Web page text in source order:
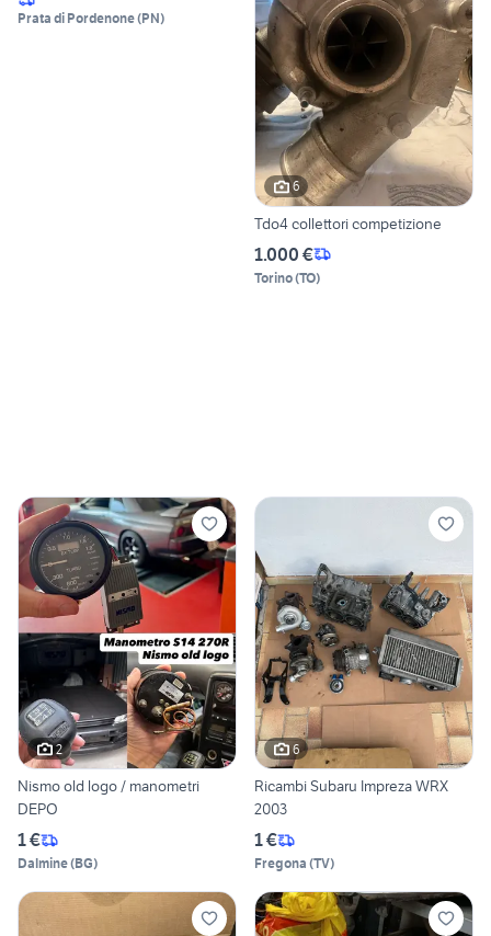
Prata di Pordenone(PN)
6
Tdo4 collettori competizione
1.000 €
Torino(TO)
2
Nismo old logo / manometri
DEPO
1 €
Dalmine(BG)
6
Ricambi Subaru Impreza WRX
2003
1 €
Fregona (TV)